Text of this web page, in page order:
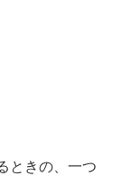
ときの、一つ